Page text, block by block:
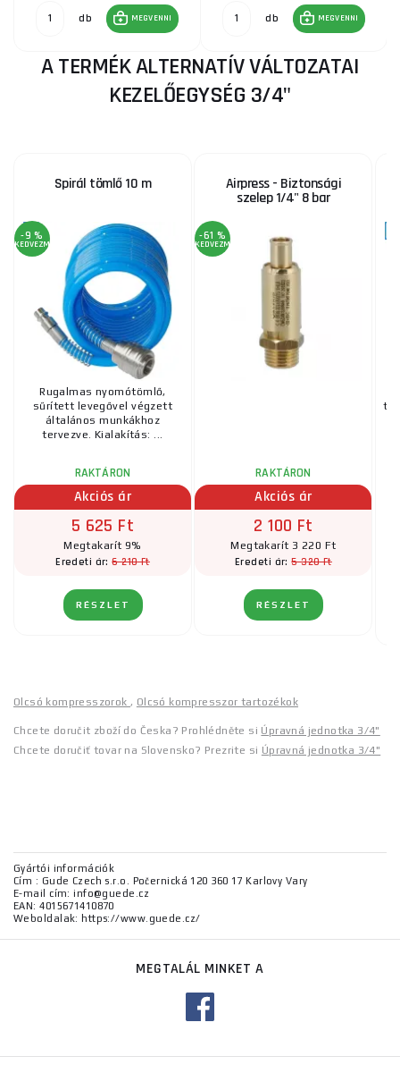
db MEGVENNI db MEGVENNI
A TERMÉK ALTERNATÍV VÁLTOZATAI
KEZELŐEGYSÉG 3/4"
Spirál tömlő 10 m
-9 %
KEDVEZMÉNY
Rugalmas nyomótömlő,
sűrített levegővel végzett
általános munkákhoz
tervezve. Kialakítás: ...
RAKTÁRON
Akciós ár
5 625 Ft
Megtakarít 9%
Eredeti ár:6 210 Ft
RÉSZLET
Airpress - Biztonsági
szelep 1/4" 8 bar
-61 %
KEDVEZMÉNY
RAKTÁRON
Akciós ár
2 100 Ft
Megtakarít 3 220 Ft
Eredeti ár:5 320 Ft
RÉSZLET
Olcsó kompresszorok, Olcsó kompresszor tartozékok
Chcete doručit zboží do Česka? Prohlédněte si Úpravná jednotka 3/4"
Chcete doručiť tovar na Slovensko? Prezrite si Úpravná jednotka 3/4"
Gyártói információk
Cím : Gude Czech s.r.o. Počernická 120 360 17 Karlovy Vary
E-mail cím: info@guede.cz
EAN: 4015671410870
Weboldalak: https://www.guede.cz/
MEGTALÁL MINKET A